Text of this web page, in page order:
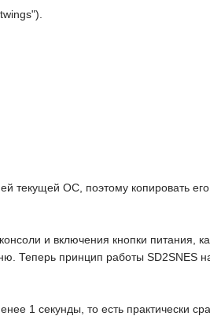
текущей ОС, поэтому копировать
и включения кнопки питания,
Теперь принцип работы SD2SNES
1 секунды, то есть практически